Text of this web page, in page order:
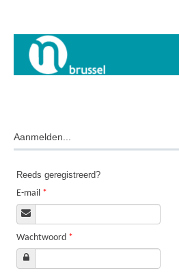
Aanmelden...
Reeds geregistreerd?
E-mail *
Wachtwoord *